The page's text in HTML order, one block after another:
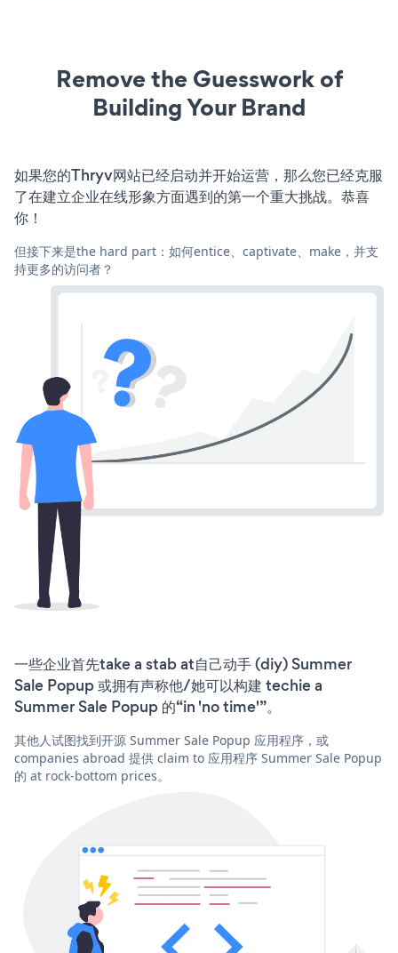
Remove the Guesswork of
Building Your Brand
如果您的Thryv网站已经启动并开始运营，那么您已经克服
了在建立企业在线形象方面遇到的第一个重大挑战。恭喜
你！
但接下来是the hard part：如何entice、captivate、make，并支
持更多的访问者？
一些企业首先take a stab at自己动手 (diy) Summer
Sale Popup 或拥有声称他/她可以构建 techie a
Summer Sale Popup 的“in 'no time'”。
其他人试图找到开源 Summer Sale Popup 应用程序，或
companies abroad 提供 claim to 应用程序 Summer Sale Popup
的 at rock-bottom prices。